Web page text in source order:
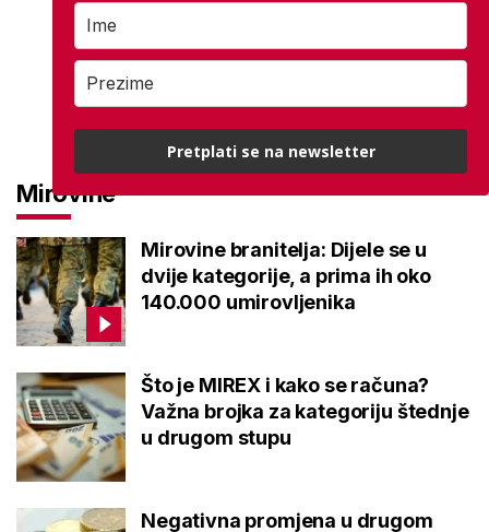
Mirovine
Mirovine branitelja: Dijele se u
dvije kategorije, a prima ih oko
140.000 umirovljenika
Što je MIREX i kako se računa?
Važna brojka za kategoriju štednje
u drugom stupu
Negativna promjena u drugom
Pretplati se na newsletter